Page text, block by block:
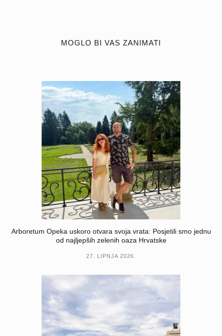
MOGLO BI VAS ZANIMATI
Arboretum Opeka uskoro otvara svoja vrata: Posjetili smo jednu
od najljepših zelenih oaza Hrvatske
27. LIPNJA 2026.